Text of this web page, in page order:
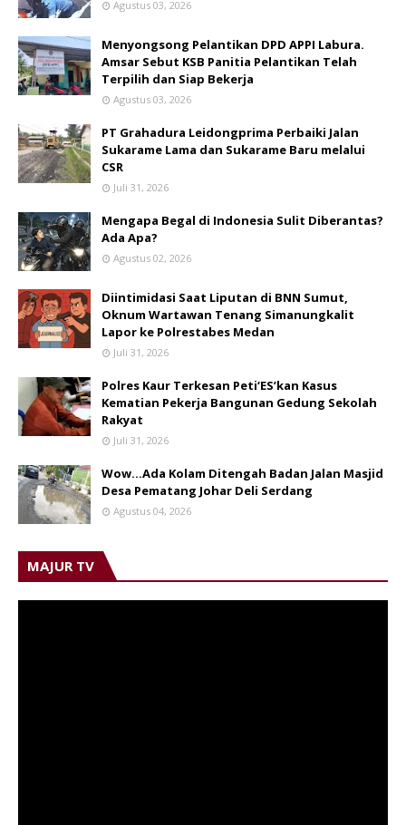
Agustus 03, 2026
Menyongsong Pelantikan DPD APPI Labura.
Amsar Sebut KSB Panitia Pelantikan Telah
Terpilih dan Siap Bekerja
Agustus 03, 2026
PT Grahadura Leidongprima Perbaiki Jalan
Sukarame Lama dan Sukarame Baru melalui
CSR
Juli 31, 2026
Mengapa Begal di Indonesia Sulit Diberantas?
Ada Apa?
Agustus 02, 2026
Diintimidasi Saat Liputan di BNN Sumut,
Oknum Wartawan Tenang Simanungkalit
Lapor ke Polrestabes Medan
Juli 31, 2026
Polres Kaur Terkesan Peti‘ES’kan Kasus
Kematian Pekerja Bangunan Gedung Sekolah
Rakyat
Juli 31, 2026
Wow...Ada Kolam Ditengah Badan Jalan Masjid
Desa Pematang Johar Deli Serdang
Agustus 04, 2026
MAJUR TV